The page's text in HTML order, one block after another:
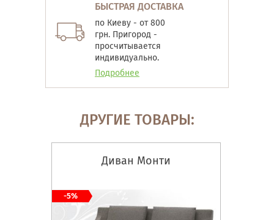
БЫСТРАЯ ДОСТАВКА
по Киеву - от 800
грн. Пригород -
просчитывается
индивидуально.
Подробнее
ДРУГИЕ ТОВАРЫ:
Диван Монти
-5%